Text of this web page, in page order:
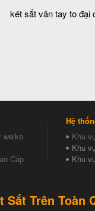
két sắt vân tay to đại
welko
Cấp
Hệ
Khu
Khu
Khu
Sắt Trên Toàn